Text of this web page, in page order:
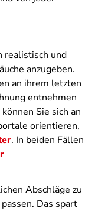
realistisch und
anzugeben.
an ihrem letzten
entnehmen
Sie sich an
orientieren,
. In beiden Fällen
Abschläge zu
Das spart